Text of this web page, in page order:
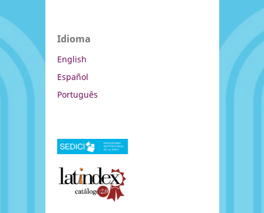
Idioma
English
Español
Português